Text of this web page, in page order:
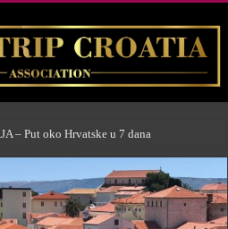
– Put oko Hrvatske u 7 dana